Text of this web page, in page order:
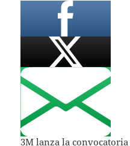
3M lanza la